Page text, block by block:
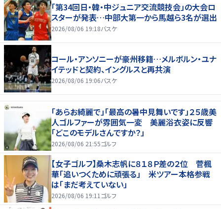
「第34回日・韓・中ジュニア交流競技会」の大会ロ
スターが発表…中部大第一から馬越ら3名が選出
2026/08/06 19:18バスケ
コール・アンソニーが豪州移籍…メルボルン・ユナ
イテッドと契約、イングルスと再共演
2026/08/06 19:06バスケ
「あらお綺麗で」「最高の暑中見舞いです」２５歳美
人ゴルファーが雰囲気一変 美麗浴衣姿に反響
「どこのモデルさんですか？」
2026/08/06 21:55ゴルフ
【女子ゴルフ】桑木志帆に８１８Ｐ差の２位 菅楓
華「追いつくために頑張る」 米ツアー本格参戦
は「まだ考えていない」
2026/08/06 19:11 ゴルフ